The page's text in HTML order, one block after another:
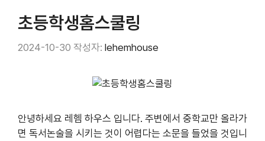
초등학생홈스쿨링
2024-10-30 작성자: lehemhouse
안녕하세요 레헴 하우스 입니다. 주변에서 중학교만 올라가
면 독서논술을 시키는 것이 어렵다는 소문을 들었을 것입니